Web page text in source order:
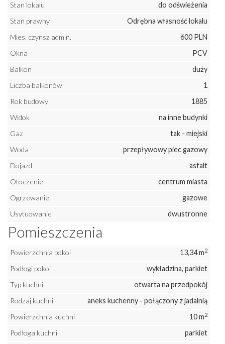
Stan lokalu
do odświeżenia
Stan prawny
Odrębna własność lokalu
Mies. czynsz admin.
600 PLN
Okna
PCV
Balkon
duży
Liczba balkonów
1
Rok budowy
1885
Widok
na inne budynki
Gaz
tak - miejski
Woda
przepływowy piec gazowy
Dojazd
asfalt
Otoczenie
centrum miasta
Ogrzewanie
gazowe
Usytuowanie
dwustronne
Pomieszczenia
Powierzchnia pokoi 13,34 m2
Podłogi pokoi
wykładzina, parkiet
Typ kuchni
otwarta na przedpokój
Rodzaj kuchni
aneks kuchenny - połączony z jadalnią
Powierzchnia kuchni
10 m2
Podłoga kuchni
parkiet